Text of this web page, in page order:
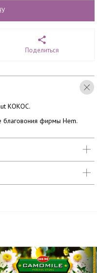
Поделиться
КОКОС.
благовония фирмы Hem.